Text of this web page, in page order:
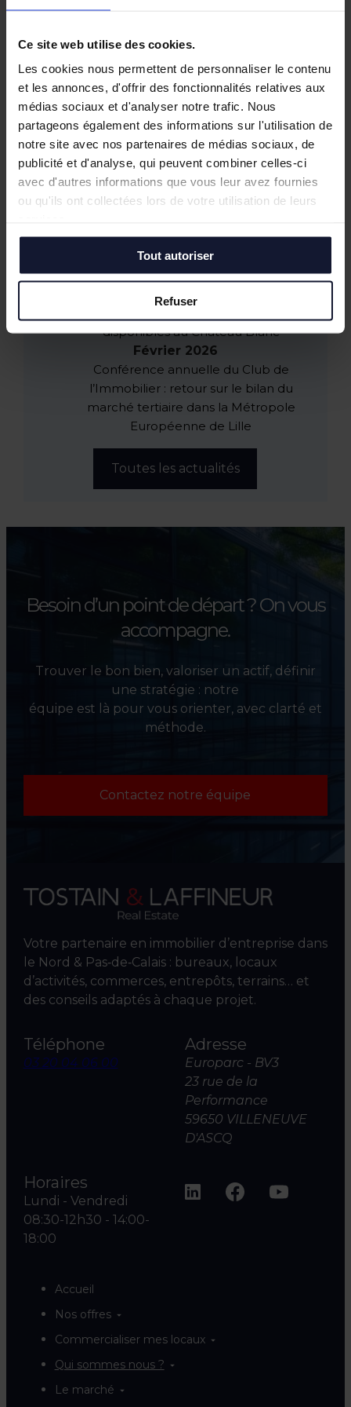
Ce site web utilise des cookies.
Les cookies nous permettent de personnaliser le contenu
et les annonces, d'offrir des fonctionnalités relatives aux
médias sociaux et d'analyser notre trafic. Nous
partageons également des informations sur l'utilisation de
notre site avec nos partenaires de médias sociaux, de
publicité et d'analyse, qui peuvent combiner celles-ci
avec d'autres informations que vous leur avez fournies
ou qu'ils ont collectées lors de votre utilisation de leurs
Tout autoriser
Refuser
Autres actualités
Juin 2026
Tostain & Laffineur à la 15ᵉ Business Golf
Cup d’Arras
un lieu atypique à Lille
Mai 2026
JOCO Pickleball : un nouveau lieu
hybride et convivial à la Pilaterie
disponibles au Château Blanc
Février 2026
Conférence annuelle du Club de
l’Immobilier : retour sur le bilan du
marché tertiaire dans la Métropole
Européenne de Lille
Toutes les actualités
Besoin d’un point de départ ?On vous
accompagne.
Trouver le bon bien, valoriser un actif, définir
une stratégie : notre
équipe est là pour vous orienter, avec clarté et
méthode.
Contactez notre équipe
Votre partenaire en immobilier d’entreprise dans
le Nord & Pas‑de‑Calais : bureaux, locaux
d’activités, commerces, entrepôts, terrains… et
des conseils adaptés à chaque projet.
Téléphone
03 20 04 06 00
Adresse
Europarc - BV3
23 rue de la
Performance
59650 VILLENEUVE
D'ASCQ
Horaires
Lundi - Vendredi
08:30-12h30 - 14:00-
18:00
Accueil
Nos offres
Commercialiser mes locaux
Qui sommes nous ?
Le marché